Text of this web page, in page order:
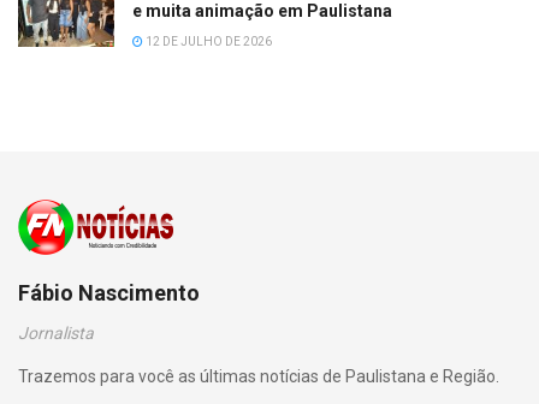
e muita animação em Paulistana
12 DE JULHO DE 2026
Fábio Nascimento
Jornalista
Trazemos para você as últimas notícias de Paulistana e Região.